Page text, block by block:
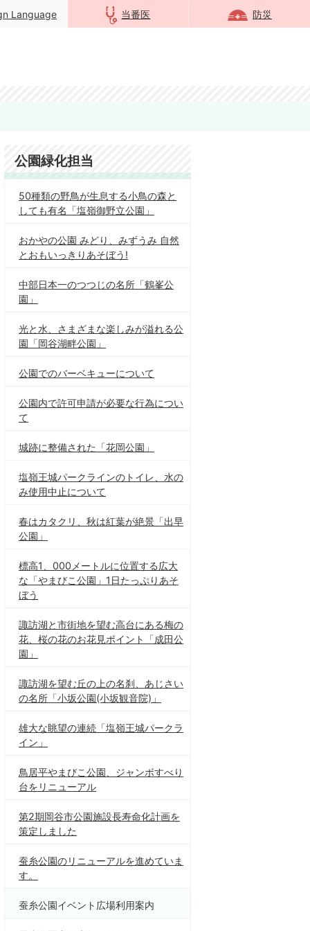
Language 当番医 防災
公園緑化担当
50種類の野鳥が生息する小鳥の森と
しても有名「塩嶺御野立公園」
おかやの公園 みどり、みずうみ 自然
とおもいっきりあそぼう!
中部日本一のつつじの名所「鶴峯公
園」
光と水、さまざまな楽しみが溢れる公
園「岡谷湖畔公園」
公園でのバーベキューについて
公園内で許可申請が必要な行為につい
て
城跡に整備された「花岡公園」
塩嶺王城パークラインのトイレ、水の
み使用中止について
春はカタクリ、秋は紅葉が絶景「出早
公園」
標高1、000メートルに位置する広大
な「やまびこ公園」1日たっぷりあそ
ぼう
諏訪湖と市街地を望む高台にある梅の
花、桜の花のお花見ポイント「成田公
園」
諏訪湖を望む丘の上の名刹、あじさい
の名所「小坂公園(小坂観音院)」
雄大な眺望の連続「塩嶺王城パークラ
イン」
鳥居平やまびこ公園、ジャンボすべり
台をリニューアル
第2期岡谷市公園施設長寿命化計画を
策定しました
蚕糸公園のリニューアルを進めていま
す。
蚕糸公園イベント広場利用案内